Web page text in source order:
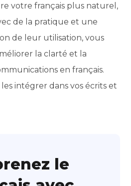
votre français plus naturel,
de la pratique et une
de leur utilisation, vous
la clarté et la
en français.
les intégrer dans vos écrits et
le